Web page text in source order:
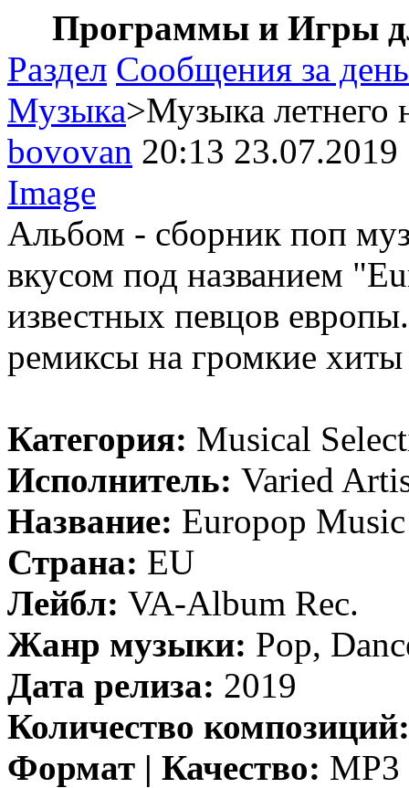
Программы и Игры
Раздел Сообщения за день
Музыка>Музыка летнего
bovovan 20:13 23.07.2019
Image
Альбом - сборник поп
вкусом под названием
известных певцов
ремиксы на громкие
Категория: Musical
Исполнитель: Varied
Название: Europop
Страна: EU
Лейбл: VA-Album Rec.
Жанр музыки: Pop,
Дата релиза: 2019
Количество композиций:
Формат | Качество: MP3